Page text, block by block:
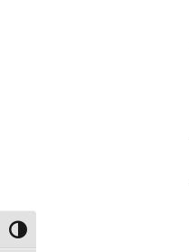
Attiva/disattiva alto contrasto